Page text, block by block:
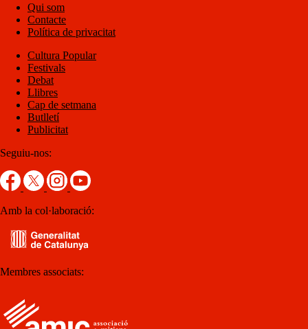
Qui som
Contacte
Política de privacitat
Cultura Popular
Festivals
Debat
Llibres
Cap de setmana
Butlletí
Publicitat
Seguiu-nos:
Amb la col·laboració:
Membres associats: